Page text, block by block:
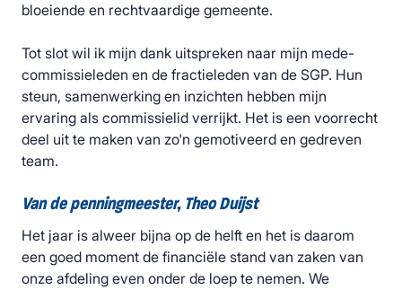
bloeiende en rechtvaardige gemeente.
Tot slot wil ik mijn dank uitspreken naar mijn mede-
commissieleden en de fractieleden van de SGP. Hun
steun, samenwerking en inzichten hebben mijn
ervaring als commissielid verrijkt. Het is een voorrecht
deel uit te maken van zo'n gemotiveerd en gedreven
team.
Van de penningmeester, Theo Duijst
Het jaar is alweer bijna op de helft en het is daarom
een goed moment de financiële stand van zaken van
onze afdeling even onder de loep te nemen. We